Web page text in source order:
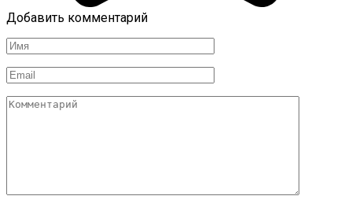
Добавить комментарий
Имя
*
Email
*
Комментарий